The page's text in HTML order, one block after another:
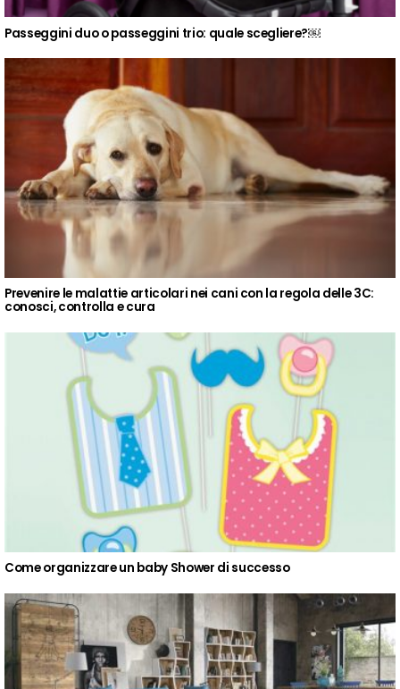
Passeggini duo o passeggini trio: quale scegliere?￼
Prevenire le malattie articolari nei cani con la regola delle 3C:
conosci, controlla e cura
Come organizzare un baby Shower di successo